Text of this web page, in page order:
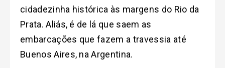
cidadezinha histórica às margens do Rio da
Prata. Aliás, é de lá que saem as
embarcações que fazem a travessia até
Buenos Aires, na Argentina.